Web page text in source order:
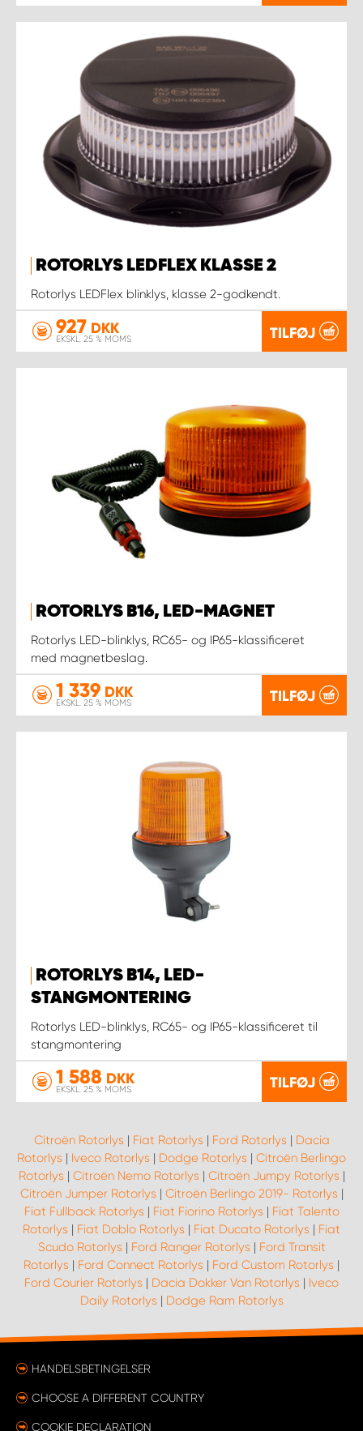
ROTORLYS LEDFLEX KLASSE 2
Rotorlys LEDFlex blinklys, klasse 2-godkendt.
927 DKK
EKSKL. 25 % MOMS TILFØJ
ROTORLYS B16, LED-MAGNET
Rotorlys LED-blinklys, RC65- og IP65-klassificeret
med magnetbeslag.
1 339 DKK
EKSKL. 25 % MOMS TILFØJ
ROTORLYS B14, LED-
STANGMONTERING
Rotorlys LED-blinklys, RC65- og IP65-klassificeret til
stangmontering
1 588 DKK
EKSKL. 25 % MOMS TILFØJ
Citroën Rotorlys | Fiat Rotorlys | Ford Rotorlys | Dacia
Rotorlys | Iveco Rotorlys | Dodge Rotorlys | Citroën Berlingo
Rotorlys | Citroën Nemo Rotorlys | Citroën Jumpy Rotorlys |
Citroën Jumper Rotorlys | Citroën Berlingo 2019- Rotorlys |
Fiat Fullback Rotorlys | Fiat Fiorino Rotorlys | Fiat Talento
Rotorlys | Fiat Doblo Rotorlys | Fiat Ducato Rotorlys | Fiat
Scudo Rotorlys | Ford Ranger Rotorlys | Ford Transit
Rotorlys | Ford Connect Rotorlys | Ford Custom Rotorlys |
Ford Courier Rotorlys | Dacia Dokker Van Rotorlys | Iveco
Daily Rotorlys | Dodge Ram Rotorlys
HANDELSBETINGELSER
CHOOSE A DIFFERENT COUNTRY
COOKIE DECLARATION